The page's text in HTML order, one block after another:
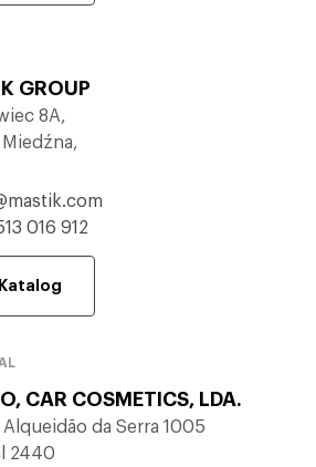
GROUP
8A,
016 912
Katalog
CAR COSMETICS, LDA.
Alqueidão da Serra 1005
2440